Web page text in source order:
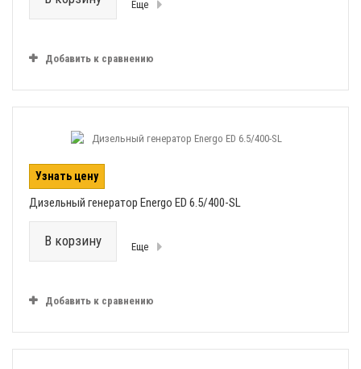
Еще
Добавить к сравнению
Узнать цену
Дизельный генератор Energo ED 6.5/400-SL
В корзину Еще
Добавить к сравнению